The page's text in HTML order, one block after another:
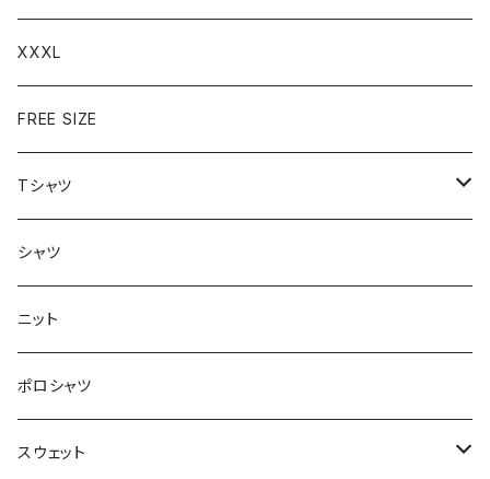
XXXL
FREE SIZE
Tシャツ
半袖
ロングTシャツ
タンクトップ
シャツ
ニット
ポロシャツ
スウェット